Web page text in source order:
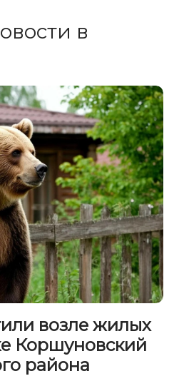
в
возле жилых
Коршуновский
района